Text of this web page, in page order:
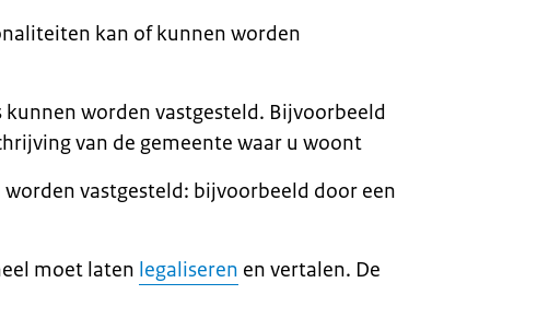
kan of kunnen worden
kunnen worden vastgesteld. Bijvoorbeeld
van de gemeente waar u woont
vastgesteld: bijvoorbeeld door een
moet laten legaliseren en vertalen. De